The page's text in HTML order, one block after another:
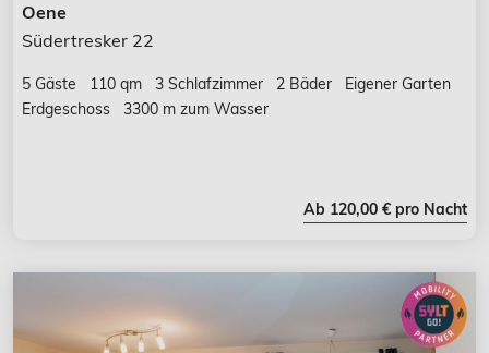
Oene
Südertresker 22
5 Gäste 110 qm 3 Schlafzimmer 2 Bäder
Eigener Garten
Erdgeschoss
3300 m zum Wasser
Ab 120,00 € pro Nacht